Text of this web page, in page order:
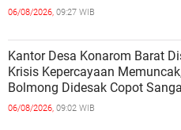
06/08/2026, 09:27 WIB
Kantor Desa Konarom Barat
Krisis Kepercayaan
Bolmong Didesak Copot
Dugaan Penyalahgunaan
06/08/2026, 09:02 WIB